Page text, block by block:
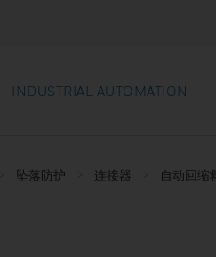
INDUSTRIAL AUTOMATION
坠落防护 连接器 自动回缩